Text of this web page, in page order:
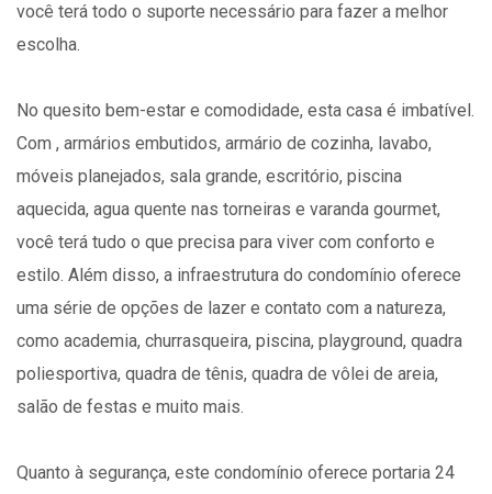
você terá todo o suporte necessário para fazer a melhor
escolha.
No quesito bem-estar e comodidade, esta casa é imbatível.
Com , armários embutidos, armário de cozinha, lavabo,
móveis planejados, sala grande, escritório, piscina
aquecida, agua quente nas torneiras e varanda gourmet,
você terá tudo o que precisa para viver com conforto e
estilo. Além disso, a infraestrutura do condomínio oferece
uma série de opções de lazer e contato com a natureza,
como academia, churrasqueira, piscina, playground, quadra
poliesportiva, quadra de tênis, quadra de vôlei de areia,
salão de festas e muito mais.
Quanto à segurança, este condomínio oferece portaria 24